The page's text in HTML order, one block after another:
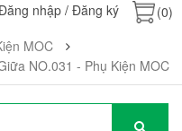
nhập / Đăng ký
(0)
MOC
NO.031 - Phụ Kiện MOC